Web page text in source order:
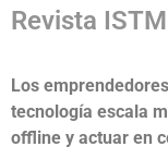
Revista
Los
tecnología escala
offline y actuar en